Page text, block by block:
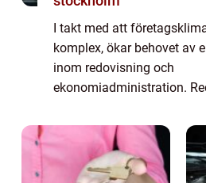
I takt med att
komplex, ökar behovet av
inom redovisning och
ekonomiadministration.
stora företag s...